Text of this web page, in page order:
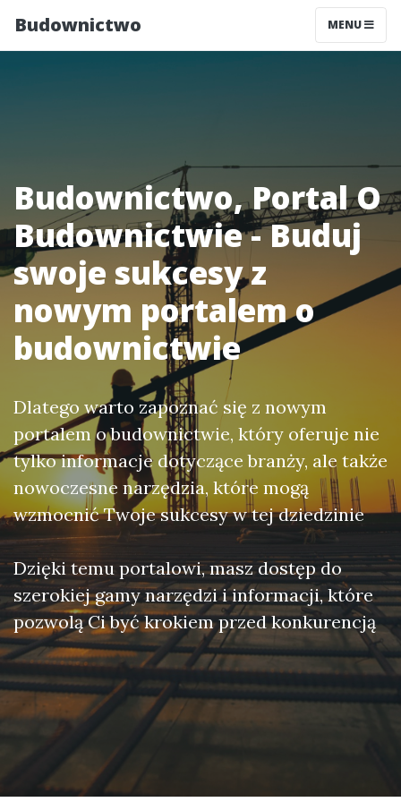
Budownictwo MENU
Budownictwo, Portal O
Budownictwie - Buduj
swoje sukcesy z
nowym portalem o
budownictwie
Dlatego warto zapoznać się z nowym
portalem o budownictwie, który oferuje nie
tylko informacje dotyczące branży, ale także
nowoczesne narzędzia, które mogą
wzmocnić Twoje sukcesy w tej dziedzinie
Dzięki temu portalowi, masz dostęp do
szerokiej gamy narzędzi i informacji, które
pozwolą Ci być krokiem przed konkurencją